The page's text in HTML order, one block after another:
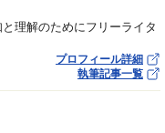
理解のためにフリーライタ
プロフィール詳細
執筆記事一覧